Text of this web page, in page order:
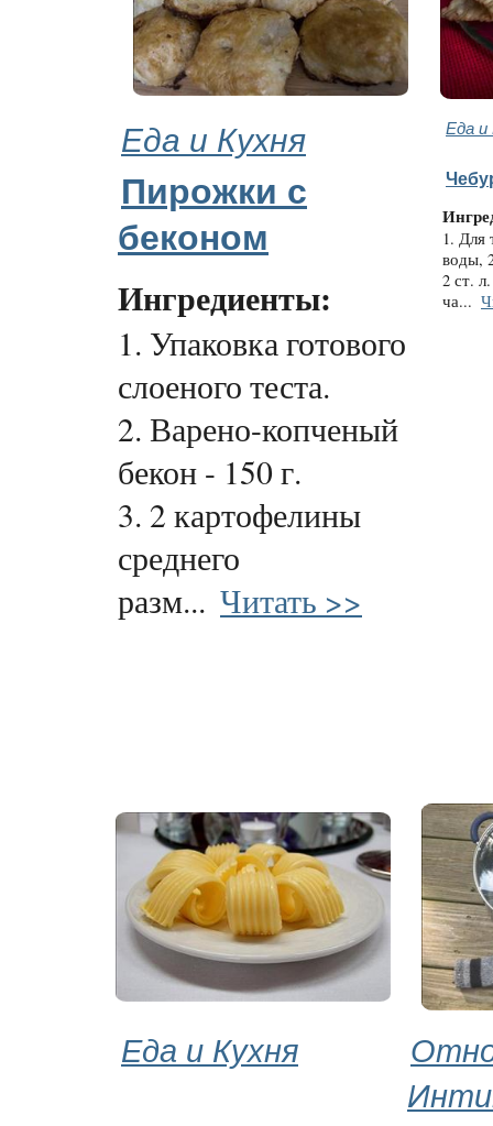
Еда и Кухня Еда и
Пирожки с
беконом
Ингредиенты:
1. Упаковка готового
слоеного теста.
2. Варено-копченый
бекон - 150 г.
3. 2 картофелины
среднего
разм... Читать >>
1. Для
воды,
2 ст.
ча...
Еда и Кухня